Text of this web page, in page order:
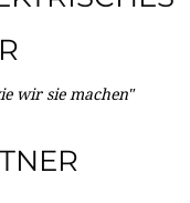
wir sie machen"